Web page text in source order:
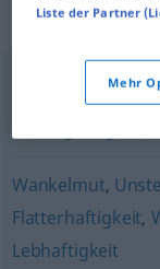
Wankelmut,
Flatterhaftigkeit,
Lebhaftigkeit
Liste der Partner
Mehr